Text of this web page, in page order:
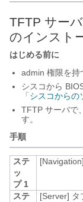
TFTP サー
のインスト
はじめる前に
admin 権限を持
シスコから
「 シスコからの
TFTP サーバで
す。
手順
ステ
ッ
プ 1
[Navigation]
ステ
[Server] タ